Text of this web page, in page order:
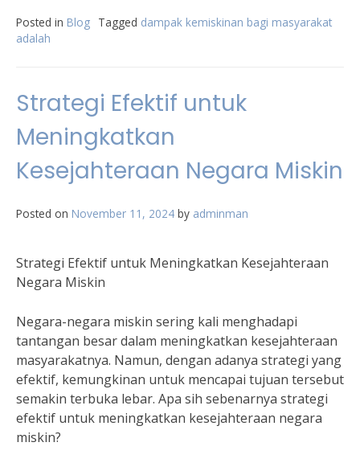
Posted in Blog Tagged dampak kemiskinan bagi masyarakat
adalah
Strategi Efektif untuk
Meningkatkan
Kesejahteraan Negara Miskin
Posted on November 11, 2024 by adminman
Strategi Efektif untuk Meningkatkan Kesejahteraan
Negara Miskin
Negara-negara miskin sering kali menghadapi
tantangan besar dalam meningkatkan kesejahteraan
masyarakatnya. Namun, dengan adanya strategi yang
efektif, kemungkinan untuk mencapai tujuan tersebut
semakin terbuka lebar. Apa sih sebenarnya strategi
efektif untuk meningkatkan kesejahteraan negara
miskin?